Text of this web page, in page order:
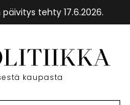
tehty 17.6.2026.
kaupasta